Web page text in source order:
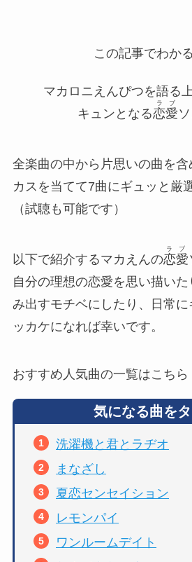
この記事でわか
マカロニえんぴつを語る
キュンとなる恋愛
ラブ
全楽曲の中から片思いの曲を含
カスを当てて7曲にギュッと厳
（試聴も可能です）
以下で紹介するマカえんの恋愛
ラブ
自分の理想の恋愛を思い描い
み出すモチベにしたり、日常
ッカケになれば幸いです。
おすすめ人気曲の一覧はこちら
気になる曲を
洗濯機と君とラヂオ
まなざし
夏恋センセイション
レモンパイ
ワンルームデイト